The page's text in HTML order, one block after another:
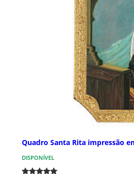
Quadro Santa Rita impressão
DISPONÍVEL